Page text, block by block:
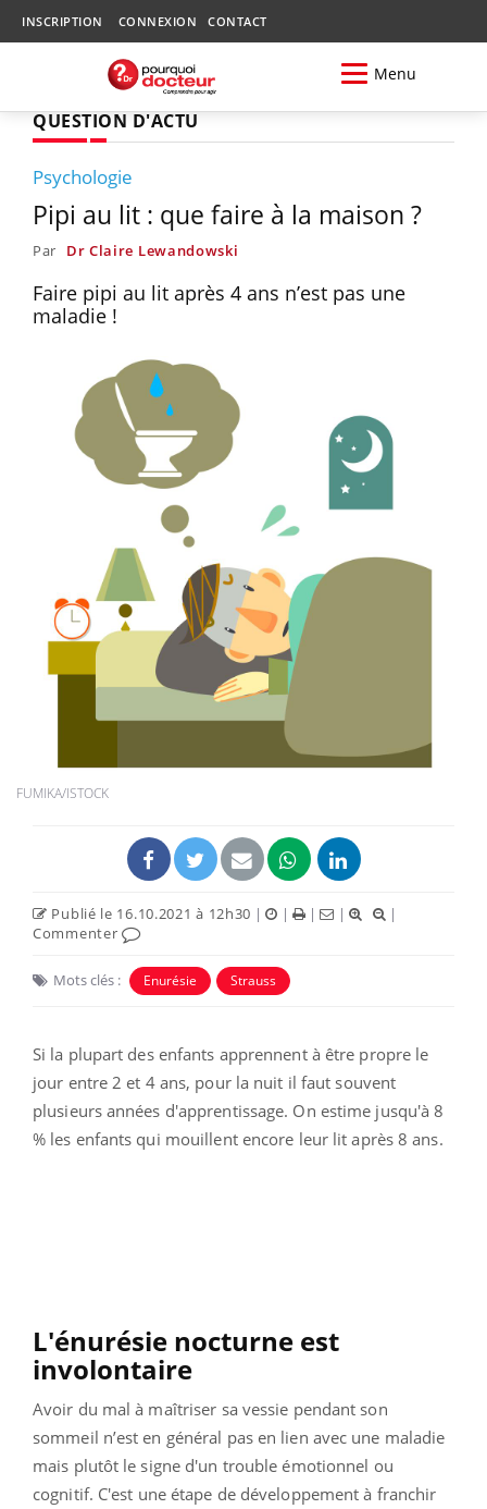
INSCRIPTION CONNEXION CONTACT
Menu
QUESTION D'ACTU
Psychologie
Pipi au lit : que faire à la maison ?
Par Dr Claire Lewandowski
Faire pipi au lit après 4 ans n’est pas une
maladie !
FUMIKA/ISTOCK
Publié le 16.10.2021 à 12h30 | | | |
|
Commenter
Mots clés : Enurésie Strauss
Si la plupart des enfants apprennent à être propre le
jour entre 2 et 4 ans, pour la nuit il faut souvent
plusieurs années d'apprentissage. On estime jusqu'à 8
% les enfants qui mouillent encore leur lit après 8 ans.
L'énurésie nocturne est
involontaire
Avoir du mal à maîtriser sa vessie pendant son
sommeil n’est en général pas en lien avec une maladie
mais plutôt le signe d'un trouble émotionnel ou
cognitif. C'est une étape de développement à franchir